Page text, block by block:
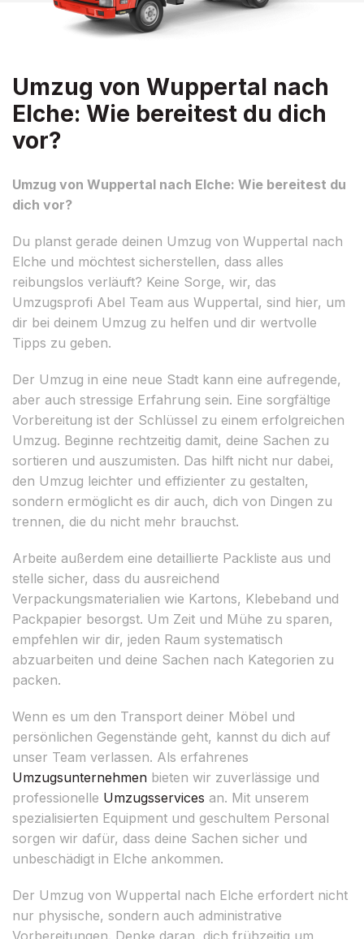
Umzug von Wuppertal nach
Elche: Wie bereitest du dich
vor?
Umzug von Wuppertal nach Elche: Wie bereitest du
dich vor?
Du planst gerade deinen Umzug von Wuppertal nach
Elche und möchtest sicherstellen, dass alles
reibungslos verläuft? Keine Sorge, wir, das
Umzugsprofi Abel Team aus Wuppertal, sind hier, um
dir bei deinem Umzug zu helfen und dir wertvolle
Tipps zu geben.
Der Umzug in eine neue Stadt kann eine aufregende,
aber auch stressige Erfahrung sein. Eine sorgfältige
Vorbereitung ist der Schlüssel zu einem erfolgreichen
Umzug. Beginne rechtzeitig damit, deine Sachen zu
sortieren und auszumisten. Das hilft nicht nur dabei,
den Umzug leichter und effizienter zu gestalten,
sondern ermöglicht es dir auch, dich von Dingen zu
trennen, die du nicht mehr brauchst.
Arbeite außerdem eine detaillierte Packliste aus und
stelle sicher, dass du ausreichend
Verpackungsmaterialien wie Kartons, Klebeband und
Packpapier besorgst. Um Zeit und Mühe zu sparen,
empfehlen wir dir, jeden Raum systematisch
abzuarbeiten und deine Sachen nach Kategorien zu
packen.
Wenn es um den Transport deiner Möbel und
persönlichen Gegenstände geht, kannst du dich auf
unser Team verlassen. Als erfahrenes
Umzugsunternehmen bieten wir zuverlässige und
professionelle Umzugsservices an. Mit unserem
spezialisierten Equipment und geschultem Personal
sorgen wir dafür, dass deine Sachen sicher und
unbeschädigt in Elche ankommen.
Der Umzug von Wuppertal nach Elche erfordert nicht
nur physische, sondern auch administrative
Vorbereitungen. Denke daran, dich frühzeitig um